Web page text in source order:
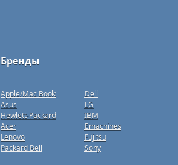
Бренды
Apple/Mac Book
Asus
Hewlett-Packard
Acer
Lenovo
Packard Bell
Dell
LG
IBM
Emachines
Fujitsu
Sony